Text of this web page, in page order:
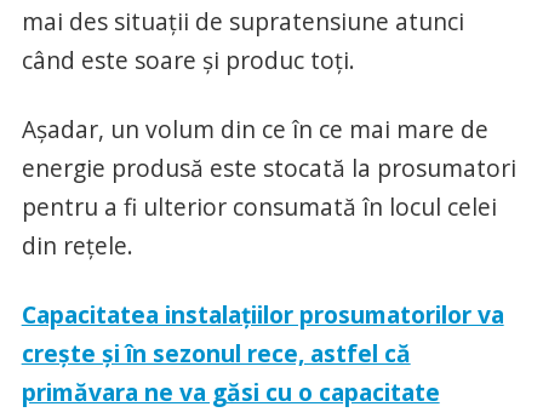
mai des situații de supratensiune atunci
când este soare și produc toți.
Așadar, un volum din ce în ce mai mare de
energie produsă este stocată la prosumatori
pentru a fi ulterior consumată în locul celei
din rețele.
Capacitatea instalațiilor prosumatorilor va
crește și în sezonul rece, astfel că
primăvara ne va găsi cu o capacitate